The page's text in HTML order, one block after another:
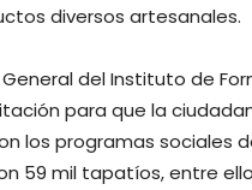
diversos artesanales.
del Instituto de
para que la
los programas sociales
59 mil tapatíos, entre